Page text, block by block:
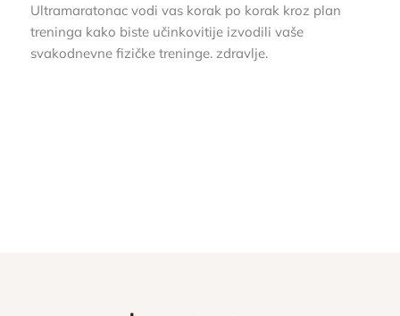
Ultramaratonac vodi vas korak po korak kroz plan
treninga kako biste učinkovitije izvodili vaše
svakodnevne fizičke treninge. zdravlje.